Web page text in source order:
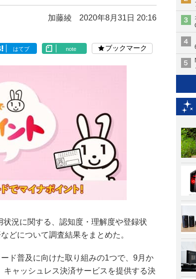
加藤綾 2020年8月31日 20:16
はてブ note ブックマーク
況に関する、認知度・理解度や登録状
どについて調査結果をまとめた。
ド普及に向けた取り組みの1つで、9月か
ャッシュレス決済サービスを提供する決